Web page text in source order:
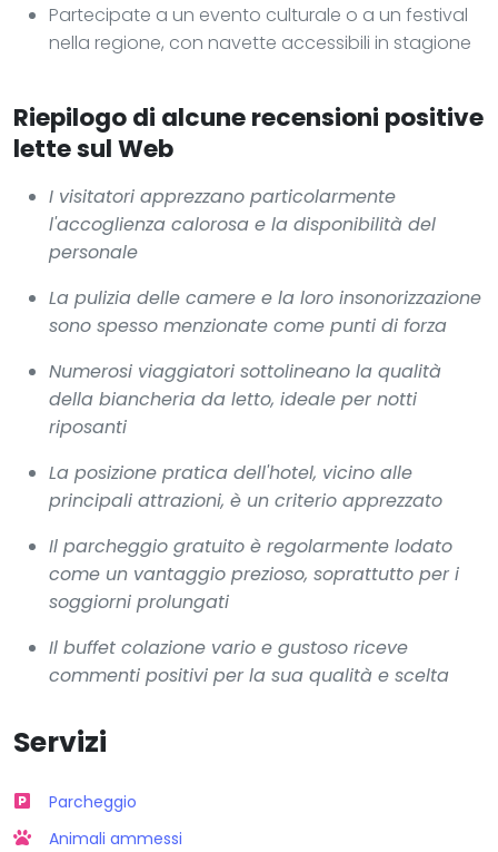
Partecipate a un evento culturale o a un festival
nella regione, con navette accessibili in stagione
Riepilogo di alcune recensioni positive
lette sul Web
I visitatori apprezzano particolarmente
l'accoglienza calorosa e la disponibilità del
personale
La pulizia delle camere e la loro insonorizzazione
sono spesso menzionate come punti di forza
Numerosi viaggiatori sottolineano la qualità
della biancheria da letto, ideale per notti
riposanti
La posizione pratica dell'hotel, vicino alle
principali attrazioni, è un criterio apprezzato
Il parcheggio gratuito è regolarmente lodato
come un vantaggio prezioso, soprattutto per i
soggiorni prolungati
Il buffet colazione vario e gustoso riceve
commenti positivi per la sua qualità e scelta
Servizi
Parcheggio
Animali ammessi